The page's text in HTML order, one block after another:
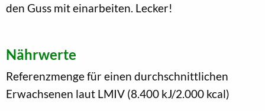
den Guss mit einarbeiten. Lecker!
Nährwerte
Referenzmenge für einen durchschnittlichen
Erwachsenen laut LMIV (8.400 kJ/2.000 kcal)